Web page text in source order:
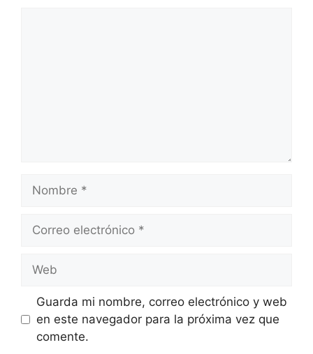
electrónico
Guarda mi nombre, correo electrónico y web
en este navegador para la próxima vez que
comente.